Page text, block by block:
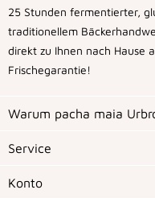
25 Stunden fermentierter,
traditionellem
direkt zu Ihnen nach Hause
Frischegarantie!
Warum pacha maia
Service
Konto